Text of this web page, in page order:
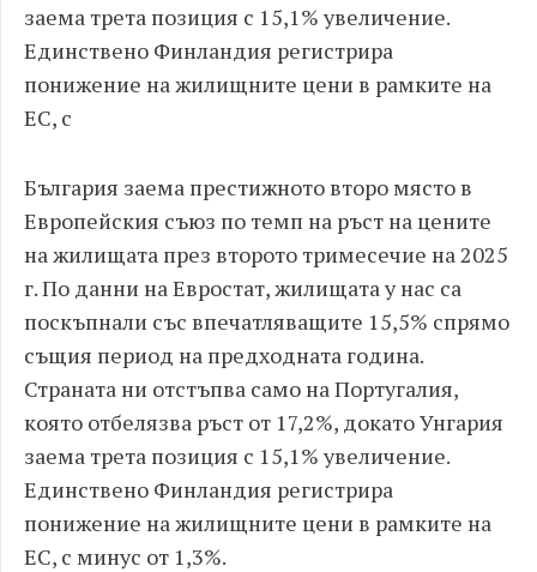
заема трета позиция с 15,1% увеличение.
Единствено Финландия регистрира
понижение на жилищните цени в рамките на
ЕС, с
България заема престижното второ място в
Европейския съюз по темп на ръст на цените
на жилищата през второто тримесечие на 2025
г. По данни на Евростат, жилищата у нас са
поскъпнали със впечатляващите 15,5% спрямо
същия период на предходната година.
Страната ни отстъпва само на Португалия,
която отбелязва ръст от 17,2%, докато Унгария
заема трета позиция с 15,1% увеличение.
Единствено Финландия регистрира
понижение на жилищните цени в рамките на
ЕС, с минус от 1,3%.